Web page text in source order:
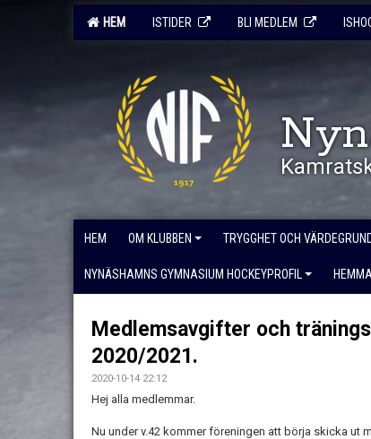
HEM ISTIDER BLI MEDLEM
HEM OM KLUBBEN TRYGGHET OCH
NYNÄSHAMNS GYMNASIUM HOCKEYPROFIL
Medlemsavgifter och
2020/2021.
2020-10-14 22:12
Hej alla medlemmar.
Nu under v.42 kommer föreningen att börja skicka ut